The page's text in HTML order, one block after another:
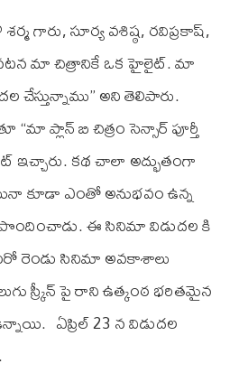
గారు, సూర్య వశిష్ఠ, రవిప్రకాష్,
నటన మా చిత్రానికే ఒక హైలైట్. మా
చేస్తున్నాము” అని తెలిపారు.
ప్లాన్ బి చిత్రం సెన్సార్ పూర్తీ
ఇచ్చారు. కథ చాలా అద్భుతంగా
కూడా ఎంతో అనుభవం ఉన్న
ఈ సినిమా విడుదల కి
రెండు సినిమా అవకాశాలు
స్క్రీన్ పై రాని ఉత్కంఠ భరితమైన
ఏప్రిల్ 23 న విడుదల